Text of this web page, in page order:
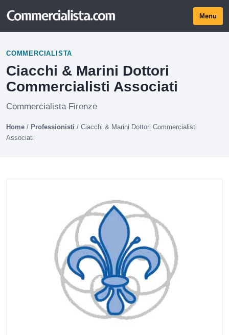
Menu
COMMERCIALISTA
Ciacchi & Marini Dottori
Commercialisti Associati
Commercialista Firenze
Home / Professionisti / Ciacchi & Marini Dottori Commercialisti
Associati